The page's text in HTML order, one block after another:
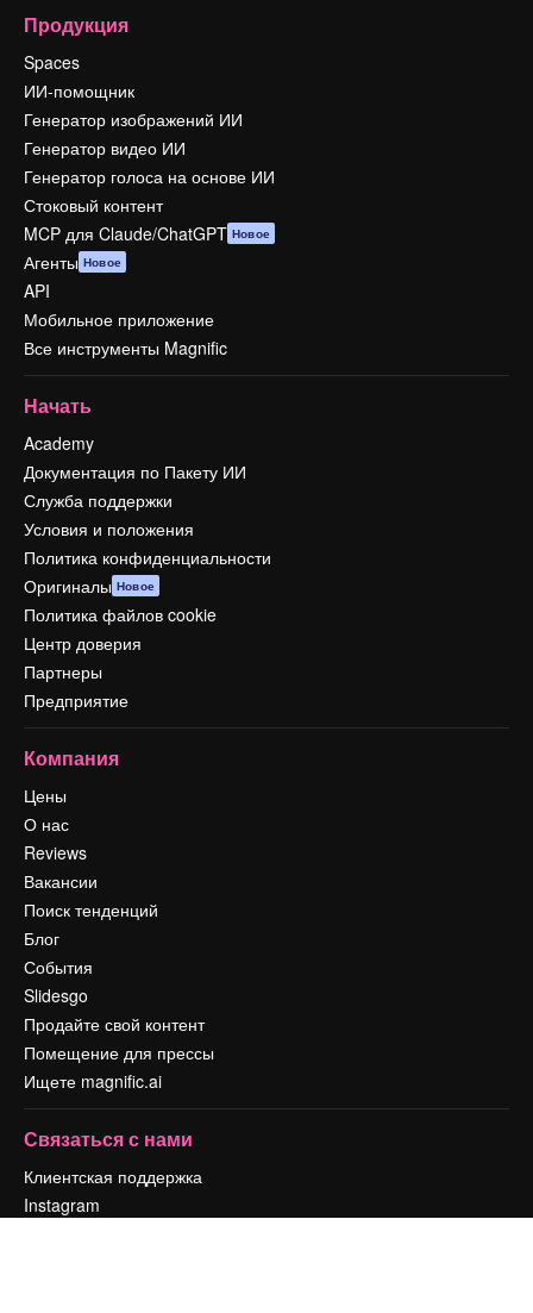
Продукция
Spaces
ИИ-помощник
Генератор изображений ИИ
Генератор видео ИИ
Генератор голоса на основе ИИ
Стоковый контент
MCP для Claude/ChatGPT Новое
Агенты Новое
API
Мобильное приложение
Все инструменты Magnific
Начать
Academy
Документация по Пакету ИИ
Служба поддержки
Условия и положения
Политика конфиденциальности
Оригиналы Новое
Политика файлов cookie
Центр доверия
Партнеры
Предприятие
Компания
Цены
О нас
Reviews
Вакансии
Поиск тенденций
Блог
События
Slidesgo
Продайте свой контент
Помещение для прессы
Ищете magnific.ai
Связаться с нами
Клиентская поддержка
Instagram